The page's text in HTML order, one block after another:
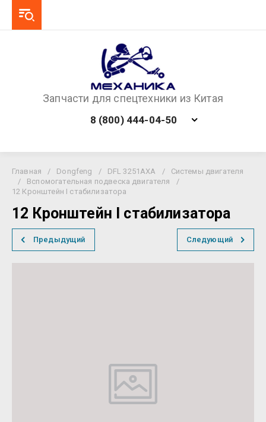
Запчасти для спецтехники из Китая
8 (800) 444-04-50
Главная / Dongfeng / DFL 3251AXA /
Системы двигателя
/
Вспомогательная подвеска двигателя
/
12 Кронштейн I стабилизатора
12 Кронштейн I стабилизатора
Предыдущий Следующий